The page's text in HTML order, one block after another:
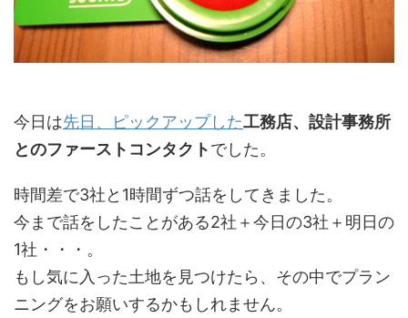
今日は先日、ピックアップした工務店、設計事務所
とのファーストコンタクトでした。
時間差で3社と1時間ずつ話をしてきました。
今まで話をしたことがある2社＋今日の3社＋明日の
1社・・・。
もし気に入った土地を見つけたら、その中でプラン
ニングをお願いするかもしれません。